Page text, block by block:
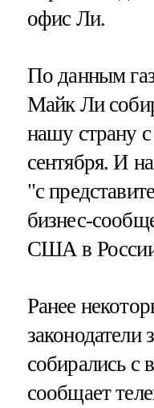
офис Ли.
По данным
Майк Ли
нашу страну
сентября. И
"с
бизнес-
США в
Ранее
законодатели
собирались с
сообщает